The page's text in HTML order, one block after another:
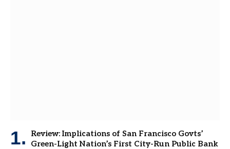
Review: Implications of San Francisco Govts’
Green-Light Nation’s First City-Run Public Bank